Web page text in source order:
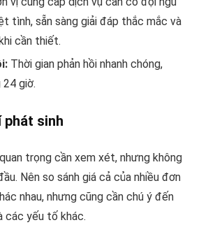
tình, sẵn sàng giải đáp thắc mắc và
cần thiết.
Thời gian phản hồi nhanh chóng,
giờ.
phát sinh
trọng cần xem xét, nhưng không
Nên so sánh giá cả của nhiều đơn
nhau, nhưng cũng cần chú ý đến
các yếu tố khác.